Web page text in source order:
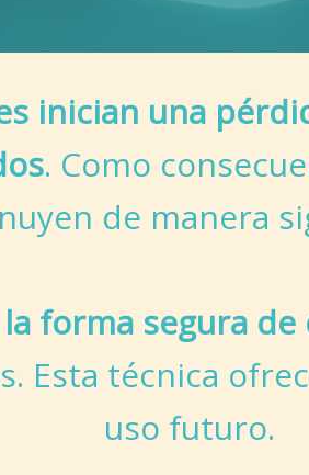
inician una
. Como
de manera
forma segura
Esta técnica
uso futuro.